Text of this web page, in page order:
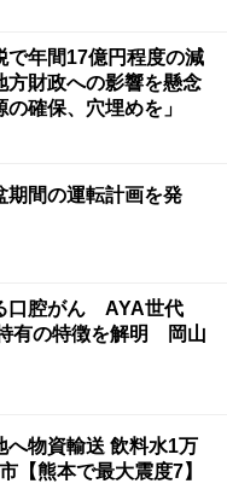
で年間17億円程度の減
財政への影響を懸念
の確保、穴埋めを」
期間の運転計画を発
口腔がん AYA世代
有の特徴を解明 岡山
へ物資輸送 飲料水1万
【熊本で最大震度7】